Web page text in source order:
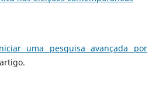
uma pesquisa avançada por